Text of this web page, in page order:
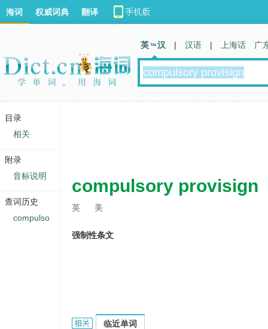
compulsory provisign
英 美
强制性条文
compulsory provisign的相关资料：
临近单词
海词 权威词典 翻译
英 汉 | 汉语 | 上海话 广
目录
相关
附录
音标说明
查词历史
compulso